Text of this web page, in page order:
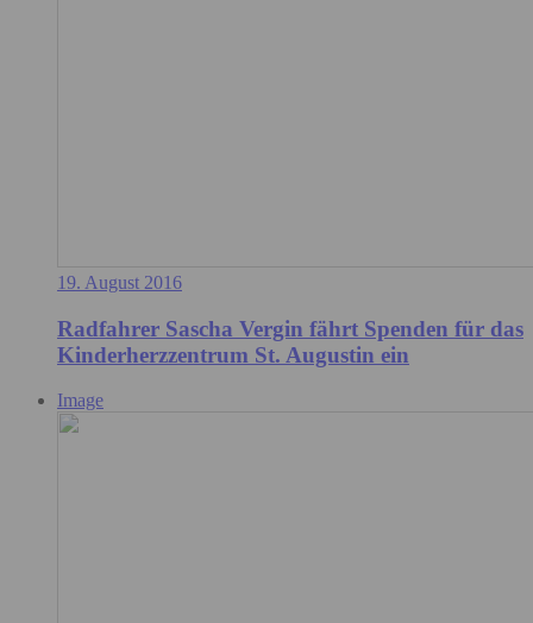
19. August 2016
Radfahrer Sascha Vergin fährt Spenden für das
Kinderherzzentrum St. Augustin ein
Image